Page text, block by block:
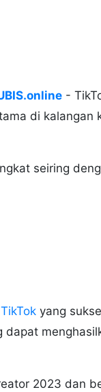
-
di kalangan
seiring
TikTok yang
dapat
2023 dan